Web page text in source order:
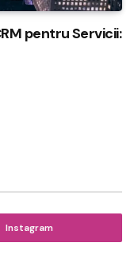
pentru Servicii:
Instagram